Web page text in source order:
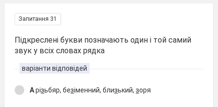
Запитання 31
Підкреслені букви позначають один і той самий
звук у всіх словах рядка
варіанти відповідей
Арізьбяр, безіменний, близький, зоря